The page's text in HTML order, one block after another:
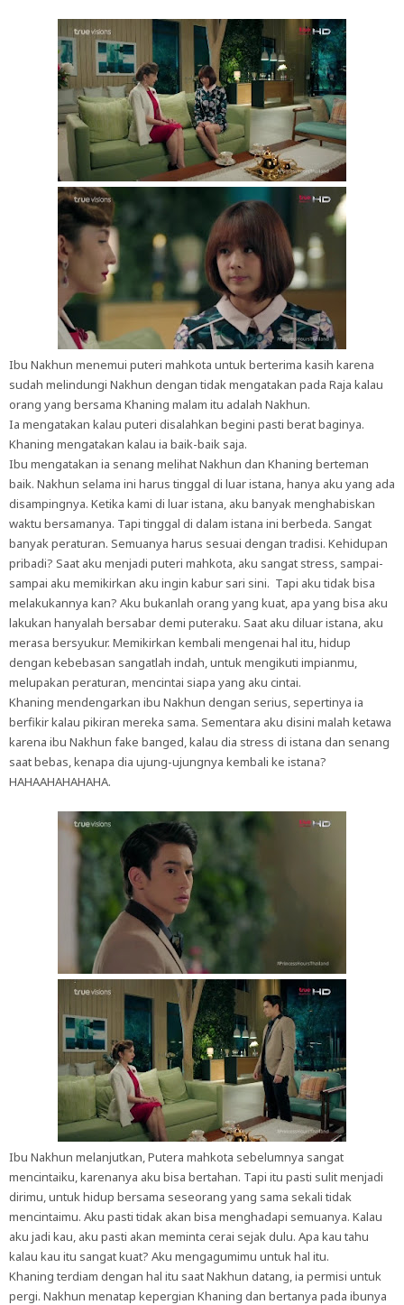
Ibu Nakhun menemui puteri mahkota untuk berterima kasih karena
sudah melindungi Nakhun dengan tidak mengatakan pada Raja kalau
orang yang bersama Khaning malam itu adalah Nakhun.
Ia mengatakan kalau puteri disalahkan begini pasti berat baginya.
Khaning mengatakan kalau ia baik-baik saja.
Ibu mengatakan ia senang melihat Nakhun dan Khaning berteman
baik. Nakhun selama ini harus tinggal di luar istana, hanya aku yang ada
disampingnya. Ketika kami di luar istana, aku banyak menghabiskan
waktu bersamanya. Tapi tinggal di dalam istana ini berbeda. Sangat
banyak peraturan. Semuanya harus sesuai dengan tradisi. Kehidupan
pribadi? Saat aku menjadi puteri mahkota, aku sangat stress, sampai-
sampai aku memikirkan aku ingin kabur sari sini. Tapi aku tidak bisa
melakukannya kan? Aku bukanlah orang yang kuat, apa yang bisa aku
lakukan hanyalah bersabar demi puteraku. Saat aku diluar istana, aku
merasa bersyukur. Memikirkan kembali mengenai hal itu, hidup
dengan kebebasan sangatlah indah, untuk mengikuti impianmu,
melupakan peraturan, mencintai siapa yang aku cintai.
Khaning mendengarkan ibu Nakhun dengan serius, sepertinya ia
berfikir kalau pikiran mereka sama. Sementara aku disini malah ketawa
karena ibu Nakhun fake banged, kalau dia stress di istana dan senang
saat bebas, kenapa dia ujung-ujungnya kembali ke istana?
HAHAAHAHAHAHA.
Ibu Nakhun melanjutkan, Putera mahkota sebelumnya sangat
mencintaiku, karenanya aku bisa bertahan. Tapi itu pasti sulit menjadi
dirimu, untuk hidup bersama seseorang yang sama sekali tidak
mencintaimu. Aku pasti tidak akan bisa menghadapi semuanya. Kalau
aku jadi kau, aku pasti akan meminta cerai sejak dulu. Apa kau tahu
kalau kau itu sangat kuat? Aku mengagumimu untuk hal itu.
Khaning terdiam dengan hal itu saat Nakhun datang, ia permisi untuk
pergi. Nakhun menatap kepergian Khaning dan bertanya pada ibunya